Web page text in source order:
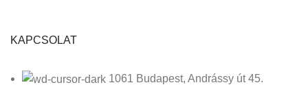
KAPCSOLAT
1061 Budapest, Andrássy út 45.